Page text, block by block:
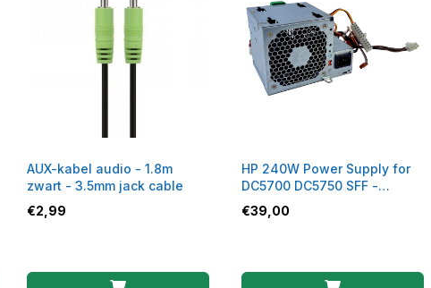
AUX-kabel audio - 1.8m
zwart - 3.5mm jack cable
€2,99
HP 240W Power Supply for
DC5700 DC5750 SFF -
Refurbished
€39,00